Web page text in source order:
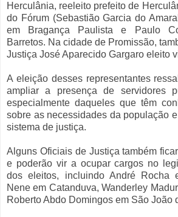
Herculânia, reeleito prefeito de
do Fórum (Sebastião Garcia do
em Bragança Paulista e Paulo
Barretos. Na cidade de Promissão,
Justiça José Aparecido Gargaro eleito
A eleição desses representantes
ampliar a presença de servidores
especialmente daqueles que têm
sobre as necessidades da população
sistema de justiça.
Alguns Oficiais de Justiça também
e poderão vir a ocupar cargos no
dos eleitos, incluindo André Rocha
Nene em Catanduva, Wanderley
Roberto Abdo Domingos em São João